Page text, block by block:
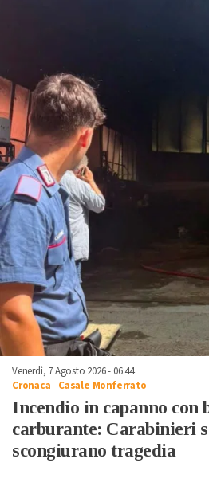
Venerdì, 7 Agosto 2026 - 06:44
Cronaca- Casale Monferrato
Incendio in capanno con
carburante: Carabinieri
scongiurano tragedia